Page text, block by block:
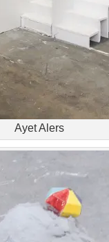
Ayet Alers